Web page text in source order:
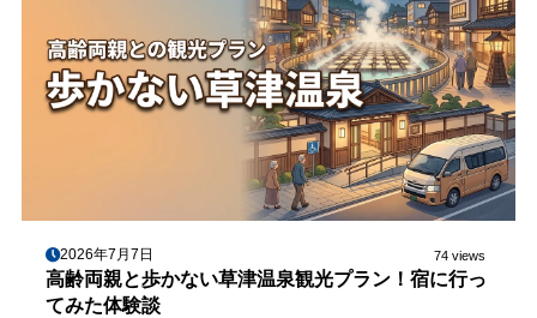
2026年7月7日 74 views
高齢両親と歩かない草津温泉観光プラン！宿に行っ
てみた体験談